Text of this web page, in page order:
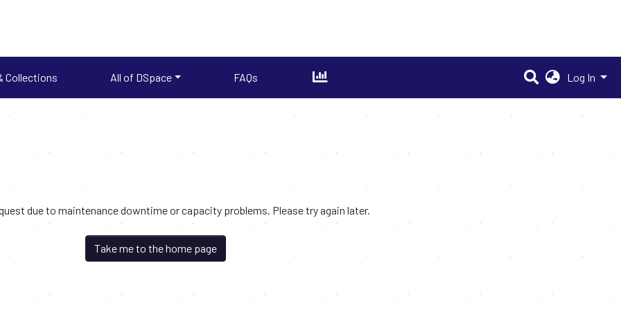
Collections All of DSpace FAQs Log In
due to maintenance downtime or capacity problems. Please try again later.
Take me to the home page